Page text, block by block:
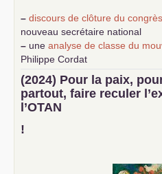
– discours de clôture du
nouveau secrétaire national
– une analyse de classe du
Philippe Cordat
–un texte de Jean-Claude
science sociale de notre temps
–un appel proposé aux partis
d’Europe
–
(2024) Pour la paix,
partout, faire reculer
l’OTAN
!